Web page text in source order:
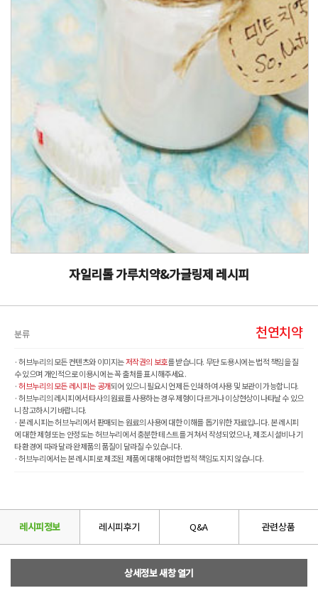
자일리톨 가루치약&가글링제 레시피
분류 천연치약
· 허브누리의 모든 컨텐츠와 이미지는저작권의 보호를 받습니다. 무단 도용시에는 법적 책임을 질
수 있으며 개인적으로 이용시에는 꼭 출처를 표시해주세요.
·허브누리의 모든 레시피는 공개되어 있으니 필요시 언제든 인쇄하여 사용 및 보관이 가능합니다.
· 허브누리의 레시피에서 타사의 원료를 사용하는 경우 제형이 다르거나 이상현상이 나타날 수 있으
니 참고하시기 바랍니다.
· 본 레시피는 허브누리에서 판매되는 원료의 사용에 대한 이해를 돕기위한 자료입니다. 본 레시피
에 대한 제형 또는 안정도는 허브누리에서 충분한 테스트를 거쳐서 작성되었으나, 제조시 설비나 기
타 환경에 따라 달라 완제품의 품질이 달라질 수 있습니다.
· 허브누리에서는 본 레시피로 제조된 제품에 대해 어떠한 법적 책임도 지지 않습니다.
레시피정보 레시피후기 Q&A 관련상품
상세정보 새창 열기